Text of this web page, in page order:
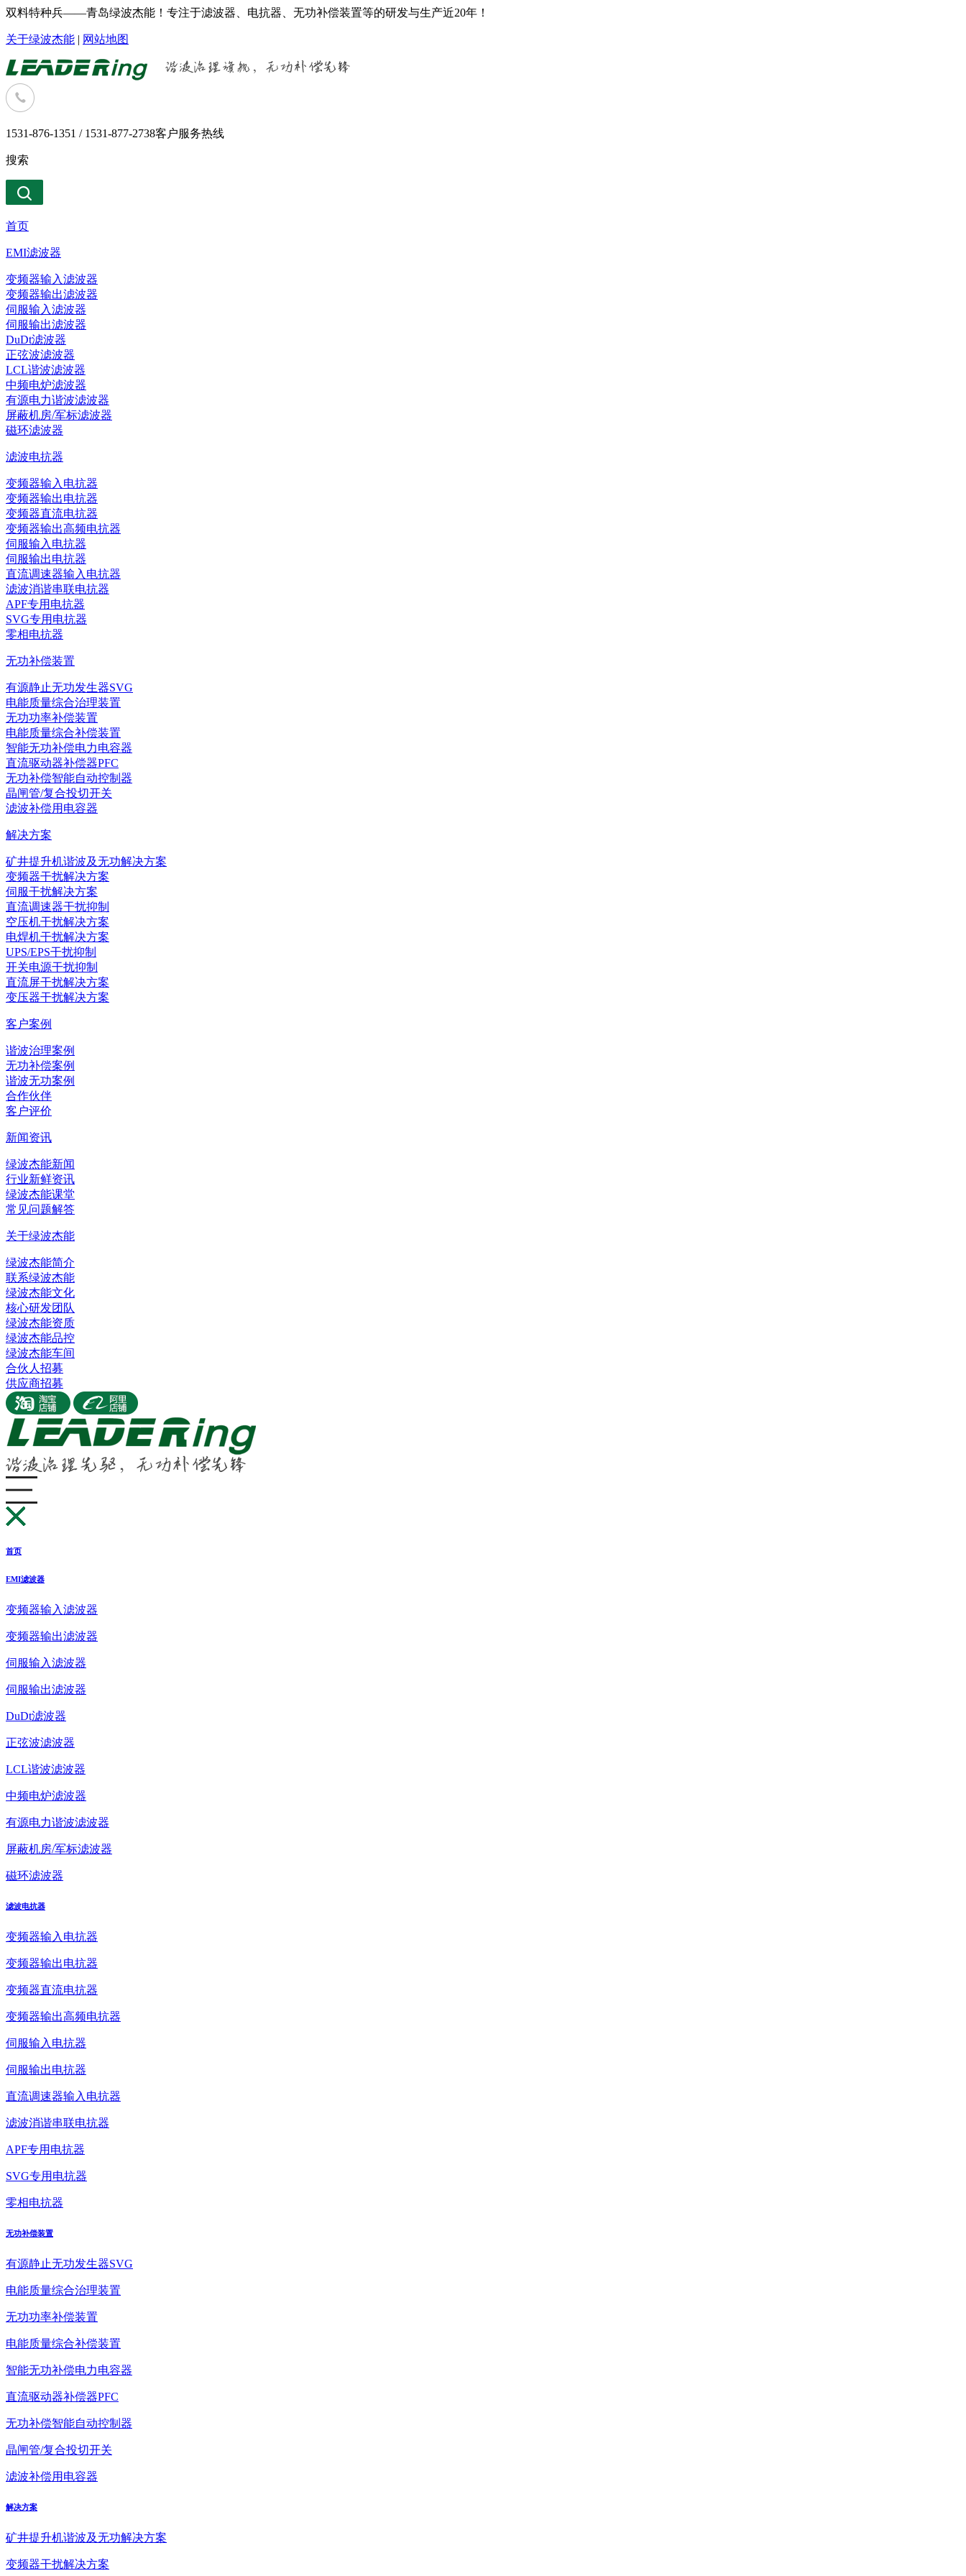
双料特种兵——青岛绿波杰能！专注于滤波器、电抗器、无功补偿装置等的研发与生产近20年！
关于绿波杰能 | 网站地图
1531-876-1351 / 1531-877-2738客户服务热线
搜索
首页
EMI滤波器
变频器输入滤波器
变频器输出滤波器
伺服输入滤波器
伺服输出滤波器
DuDt滤波器
正弦波滤波器
LCL谐波滤波器
中频电炉滤波器
有源电力谐波滤波器
屏蔽机房/军标滤波器
磁环滤波器
滤波电抗器
变频器输入电抗器
变频器输出电抗器
变频器直流电抗器
变频器输出高频电抗器
伺服输入电抗器
伺服输出电抗器
直流调速器输入电抗器
滤波消谐串联电抗器
APF专用电抗器
SVG专用电抗器
零相电抗器
无功补偿装置
有源静止无功发生器SVG
电能质量综合治理装置
无功功率补偿装置
电能质量综合补偿装置
智能无功补偿电力电容器
直流驱动器补偿器PFC
无功补偿智能自动控制器
晶闸管/复合投切开关
滤波补偿用电容器
解决方案
矿井提升机谐波及无功解决方案
变频器干扰解决方案
伺服干扰解决方案
直流调速器干扰抑制
空压机干扰解决方案
电焊机干扰解决方案
UPS/EPS干扰抑制
开关电源干扰抑制
直流屏干扰解决方案
变压器干扰解决方案
客户案例
谐波治理案例
无功补偿案例
谐波无功案例
合作伙伴
客户评价
新闻资讯
绿波杰能新闻
行业新鲜资讯
绿波杰能课堂
常见问题解答
关于绿波杰能
绿波杰能简介
联系绿波杰能
绿波杰能文化
核心研发团队
绿波杰能资质
绿波杰能品控
绿波杰能车间
合伙人招募
供应商招募
首页
EMI滤波器
变频器输入滤波器
变频器输出滤波器
伺服输入滤波器
伺服输出滤波器
DuDt滤波器
正弦波滤波器
LCL谐波滤波器
中频电炉滤波器
有源电力谐波滤波器
屏蔽机房/军标滤波器
磁环滤波器
滤波电抗器
变频器输入电抗器
变频器输出电抗器
变频器直流电抗器
变频器输出高频电抗器
伺服输入电抗器
伺服输出电抗器
直流调速器输入电抗器
滤波消谐串联电抗器
APF专用电抗器
SVG专用电抗器
零相电抗器
无功补偿装置
有源静止无功发生器SVG
电能质量综合治理装置
无功功率补偿装置
电能质量综合补偿装置
智能无功补偿电力电容器
直流驱动器补偿器PFC
无功补偿智能自动控制器
晶闸管/复合投切开关
滤波补偿用电容器
解决方案
矿井提升机谐波及无功解决方案
变频器干扰解决方案